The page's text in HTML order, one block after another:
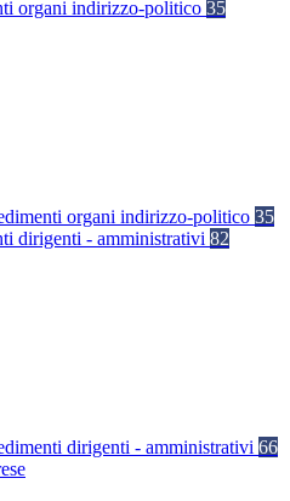
organi indirizzo-politico 35
organi indirizzo-politico 35
dirigenti - amministrativi 82
dirigenti - amministrativi 66